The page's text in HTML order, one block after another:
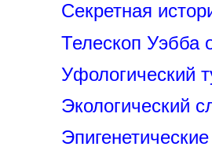
Секретная
Телескоп Уэбба
Уфологический
Экологический